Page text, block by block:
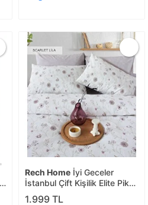
Rech Home İyi Geceler
İstanbul Çift Kişilik Elite Pike
Takımı Scarlet Lila
1.999 TL